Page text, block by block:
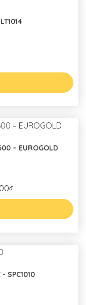
SÀN NHỰA KEO RIÊNG LT1014
– EUROGOLD
SPC1010